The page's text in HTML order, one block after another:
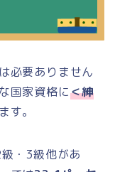
必要ありません
国家資格に＜紳
す。
・3級他があ